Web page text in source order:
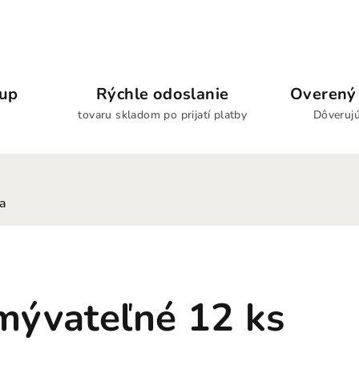
Rýchle odoslanie
tovaru skladom po prijatí platby
12 ks